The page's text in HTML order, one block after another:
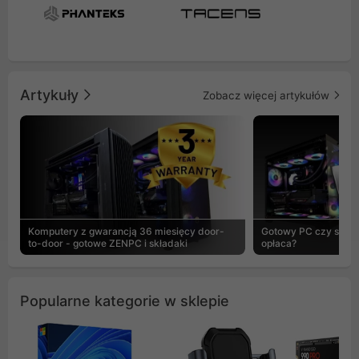
Artykuły Zobacz więcej artykułów
Komputery z gwarancją 36 miesięcy door-
to-door - gotowe ZENPC i składaki
Gotowy PC czy
opłaca?
Popularne kategorie w sklepie